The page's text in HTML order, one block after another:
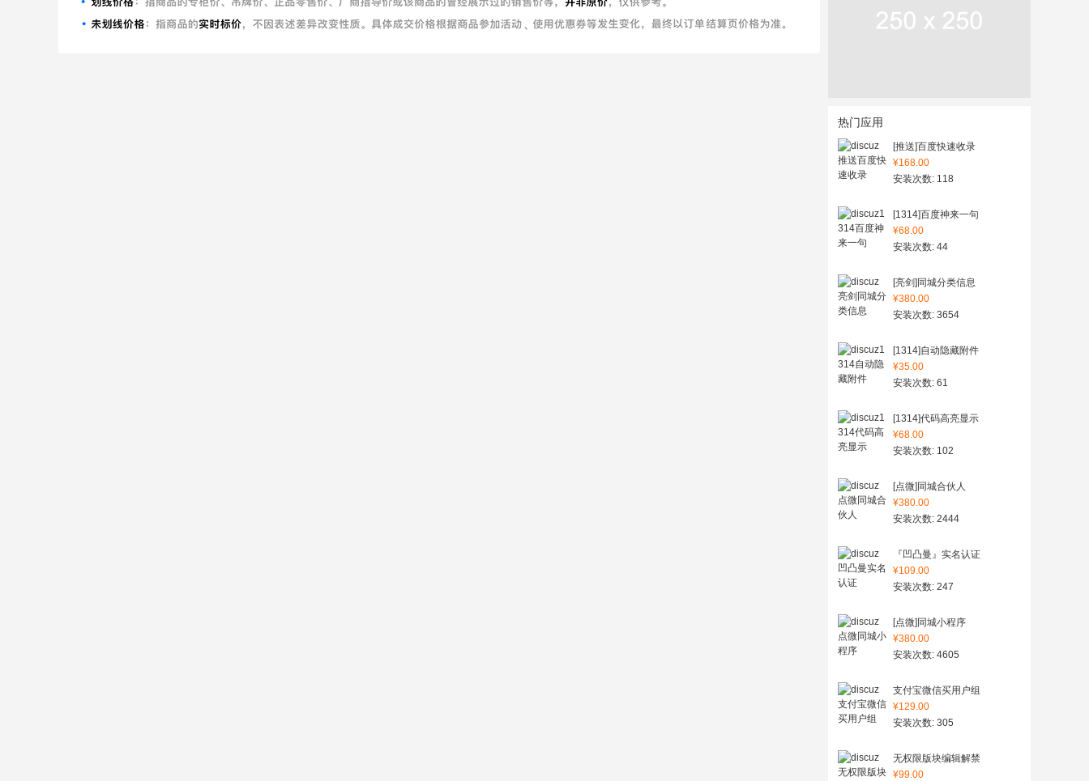
热门应用
[推送]百度快速收录
¥168.00
安装次数: 118
[1314]百度神来一句
¥68.00
安装次数: 44
[亮剑]同城分类信息
¥380.00
安装次数: 3654
[1314]自动隐藏附件
¥35.00
安装次数: 61
[1314]代码高亮显示
¥68.00
安装次数: 102
[点微]同城合伙人
¥380.00
安装次数: 2444
『凹凸曼』实名认证
¥109.00
安装次数: 247
[点微]同城小程序
¥380.00
安装次数: 4605
支付宝微信买用户组
¥129.00
安装次数: 305
无权限版块编辑解禁
¥99.00